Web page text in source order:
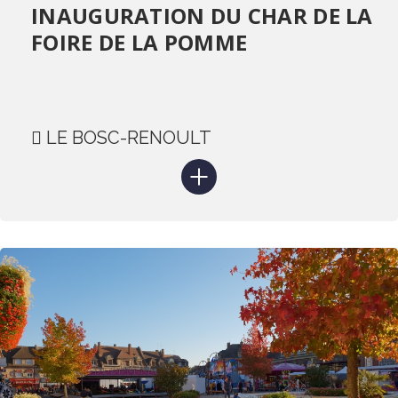
INAUGURATION DU CHAR DE LA
FOIRE DE LA POMME
LE BOSC-RENOULT